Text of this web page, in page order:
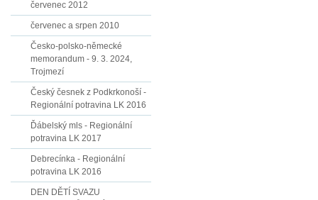
červenec 2012
červenec a srpen 2010
Česko-polsko-německé
memorandum - 9. 3. 2024,
Trojmezí
Český česnek z Podkrkonoší -
Regionální potravina LK 2016
Ďábelský mls - Regionální
potravina LK 2017
Debrecínka - Regionální
potravina LK 2016
DEN DĚTÍ SVAZU